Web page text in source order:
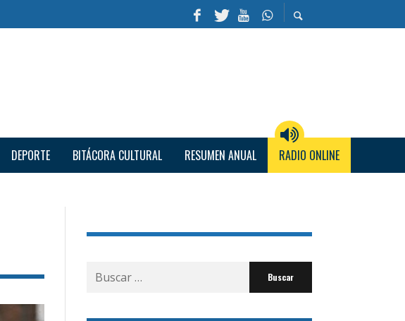
DEPORTE BITÁCORA CULTURAL RESUMEN ANUAL RADIO ONLINE
Buscar
por: